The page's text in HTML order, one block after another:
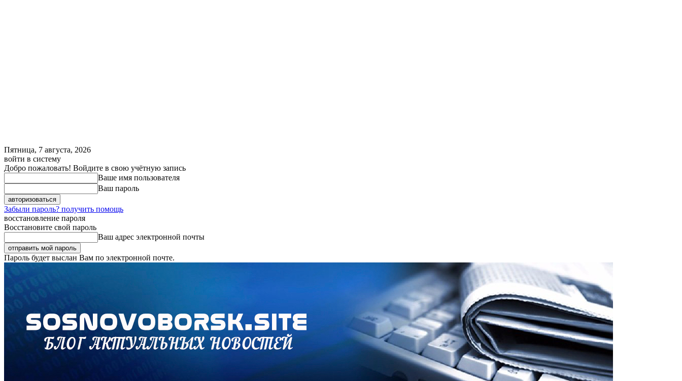
Пятница, 7 августа, 2026
войти в систему
Добро пожаловать! Войдите в свою учётную запись
Ваше имя пользователя
Ваш пароль
Забыли пароль? получить помощь
восстановление пароля
Восстановите свой пароль
Ваш адрес электронной почты
Пароль будет выслан Вам по электронной почте.